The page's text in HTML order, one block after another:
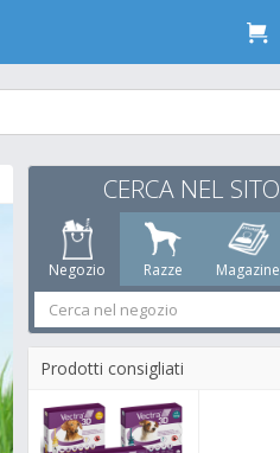
CERCA NEL SITO
Negozio Razze Magazine
Prodotti consigliati